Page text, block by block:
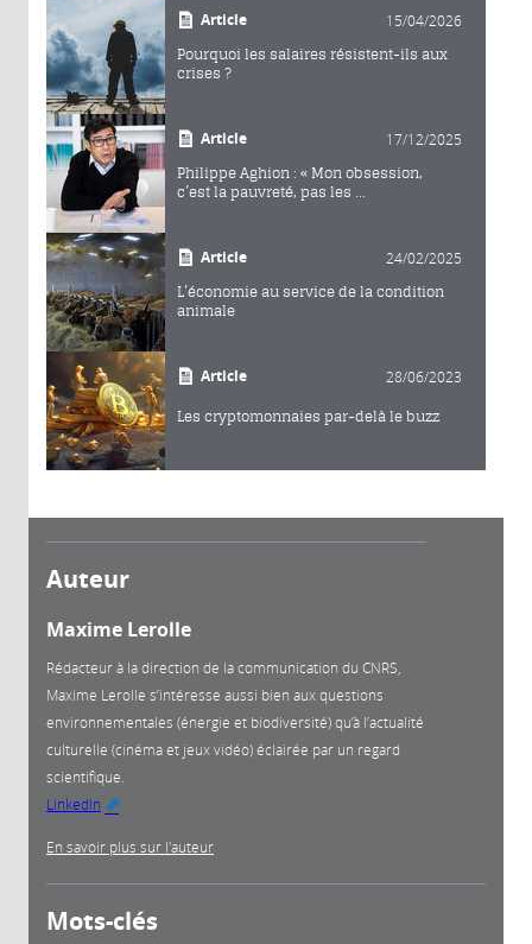
Article 15/04/2026
Pourquoi les salaires résistent-ils aux
crises ?
Article 17/12/2025
Philippe Aghion : « Mon obsession,
c’est la pauvreté, pas les ...
Article 24/02/2025
L’économie au service de la condition
animale
Article 28/06/2023
Les cryptomonnaies par-delà le buzz
Auteur
Maxime Lerolle
Rédacteur à la direction de la communication du CNRS,
Maxime Lerolle s’intéresse aussi bien aux questions
environnementales (énergie et biodiversité) qu’à l’actualité
culturelle (cinéma et jeux vidéo) éclairée par un regard
scientifique.
LinkedIn
En savoir plus sur l'auteur
Mots-clés